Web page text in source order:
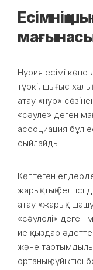
Есімнің
Нурия есімі
түркі, шығыс
атау «нур»
«сәуле» деген
ассоциация бұл
сыйлайды.
Көптеген
жарықтың
атау «жарық
«сәулелі» деген
ие қыздар әдетте
және
ортаның сүйіктісі